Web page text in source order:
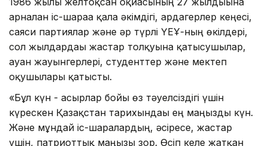
арналған іс-шараға қала әкімдігі, ардагерлер кеңесі,
саяси партиялар және әр түрлі ҮЕҰ-ның өкілдері,
сол жылдардағы жастар толқуына қатысушылар,
ауған жауынгерлері, студенттер және мектеп
оқушылары қатысты.
«Бұл күн - ғасырлар бойы өз тәуелсіздігі үшін
күрескен Қазақстан тарихындағы ең маңызды күн.
Және мұндай іс-шаралардың, әсіресе, жастар
үшін, патриоттық маңызы зор. Өсіп келе жатқан